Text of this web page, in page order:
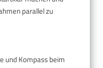
parallel zu